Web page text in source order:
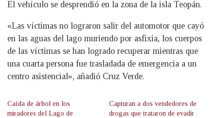
El vehículo se desprendió en la zona de la isla Teopán.
«Las víctimas no lograron salir del automotor que cayó
en las aguas del lago muriendo por asfixia, los cuerpos
de las víctimas se han logrado recuperar mientras que
una cuarta persona fue trasladada de emergencia a un
centro asistencial», añadió Cruz Verde.
Caída de árbol en los
miradores del Lago de
Capturan a dos vendedores de
drogas que trataron de evadir